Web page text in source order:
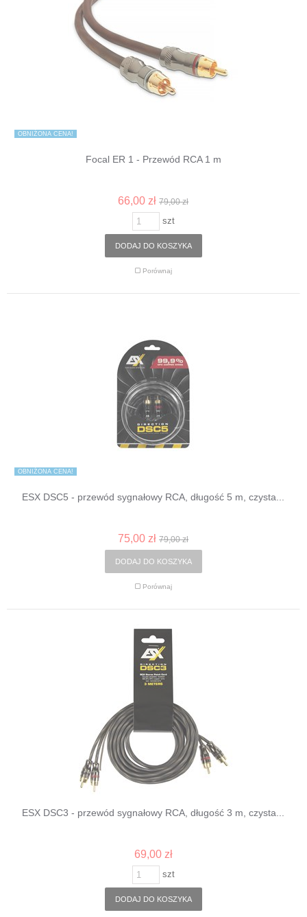
Focal ER 1 - Przewód RCA 1 m
66,00 zł 79,00 zł
OBNIŻONA CENA!
szt
DODAJ DO KOSZYKA
Porównaj
ESX DSC5 - przewód sygnałowy RCA, długość 5 m, czysta...
75,00 zł 79,00 zł
OBNIŻONA CENA!
DODAJ DO KOSZYKA
Porównaj
ESX DSC3 - przewód sygnałowy RCA, długość 3 m, czysta...
69,00 zł
szt
DODAJ DO KOSZYKA